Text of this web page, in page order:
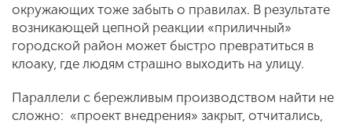
окружающих тоже забыть о правилах. В результате
возникающей цепной реакции «приличный»
городской район может быстро превратиться в
клоаку, где людям страшно выходить на улицу.
Параллели с бережливым производством найти не
сложно: «проект внедрения» закрыт, отчитались,